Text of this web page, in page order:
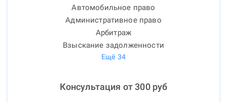
Автомобильное право
Административное право
Арбитраж
Взыскание задолженности
Ещё 34
Консультация от300руб